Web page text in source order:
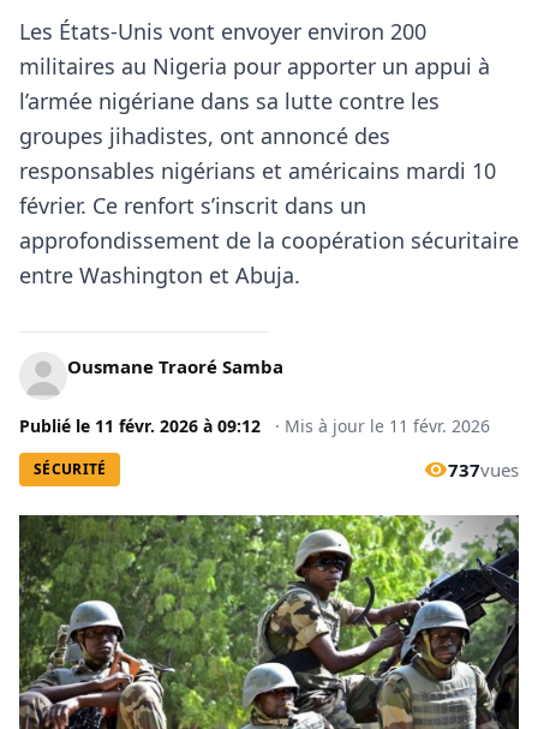
Les États-Unis vont envoyer environ 200
militaires au Nigeria pour apporter un appui à
l’armée nigériane dans sa lutte contre les
groupes jihadistes, ont annoncé des
responsables nigérians et américains mardi 10
février. Ce renfort s’inscrit dans un
approfondissement de la coopération sécuritaire
entre Washington et Abuja.
Ousmane Traoré Samba
Publié le 11 févr. 2026 à 09:12 · Mis à jour le 11 févr. 2026
SÉCURITÉ 737vues